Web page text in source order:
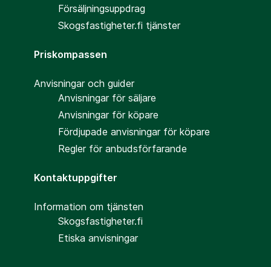
Försäljningsuppdrag
Skogsfastigheter.fi tjänster
Priskompassen
Anvisningar och guider
Anvisningar för säljare
Anvisningar för köpare
Fördjupade anvisningar för köpare
Regler för anbudsförfarande
Kontaktuppgifter
Information om tjänsten
Skogsfastigheter.fi
Etiska anvisningar